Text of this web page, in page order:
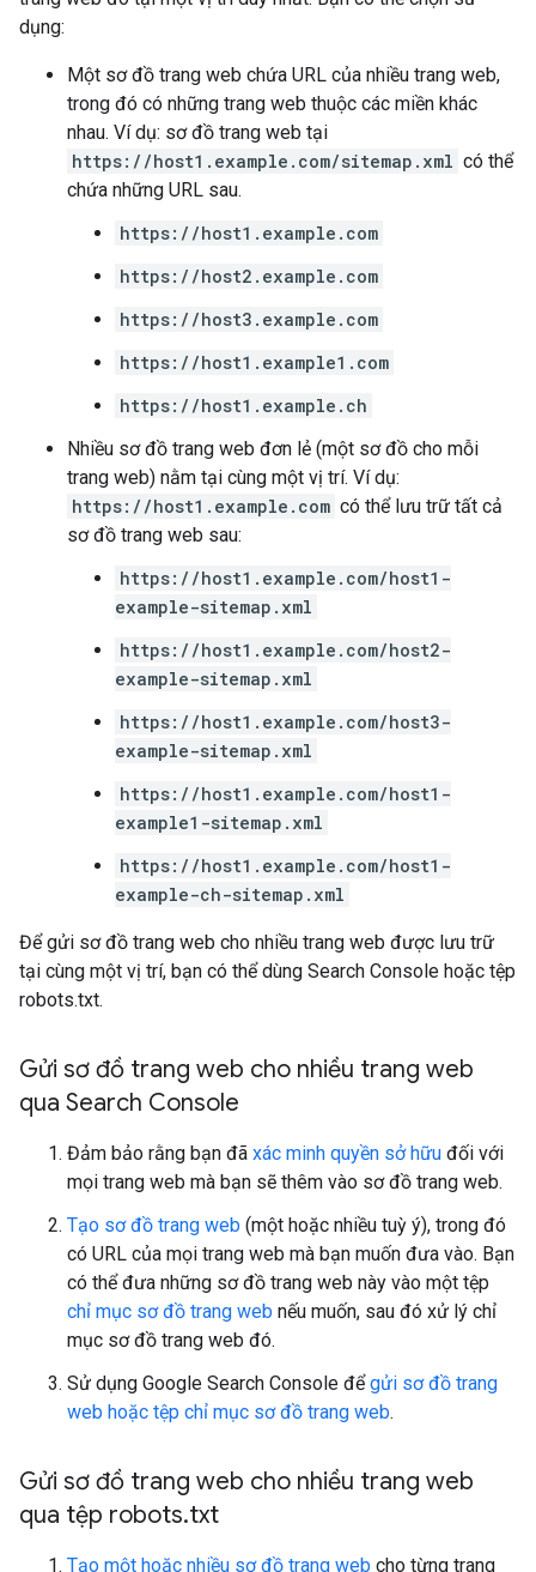
dụng:
Một sơ đồ trang web chứa URL của nhiều trang web,
trong đó có những trang web thuộc các miền khác
nhau. Ví dụ: sơ đồ trang web tại
https://host1.example.com/sitemap.xml có thể
chứa những URL sau.
https://host1.example.com
https://host2.example.com
https://host3.example.com
https://host1.example1.com
https://host1.example.ch
Nhiều sơ đồ trang web đơn lẻ (một sơ đồ cho mỗi
trang web) nằm tại cùng một vị trí. Ví dụ:
https://host1.example.com có thể lưu trữ tất cả
sơ đồ trang web sau:
https://host1.example.com/host1-
example-sitemap.xml
https://host1.example.com/host2-
example-sitemap.xml
https://host1.example.com/host3-
example-sitemap.xml
https://host1.example.com/host1-
example1-sitemap.xml
https://host1.example.com/host1-
example-ch-sitemap.xml
Để gửi sơ đồ trang web cho nhiều trang web được lưu trữ
tại cùng một vị trí, bạn có thể dùng Search Console hoặc tệp
robots.txt.
Gửi sơ đồ trang web cho nhiều trang web
qua Search Console
Đảm bảo rằng bạn đã xác minh quyền sở hữu đối với
mọi trang web mà bạn sẽ thêm vào sơ đồ trang web.
Tạo sơ đồ trang web (một hoặc nhiều tuỳ ý), trong đó
có URL của mọi trang web mà bạn muốn đưa vào. Bạn
có thể đưa những sơ đồ trang web này vào một tệp
chỉ mục sơ đồ trang web nếu muốn, sau đó xử lý chỉ
mục sơ đồ trang web đó.
Sử dụng Google Search Console đểgửi sơ đồ trang
web hoặc tệp chỉ mục sơ đồ trang web.
Gửi sơ đồ trang web cho nhiều trang web
qua tệp robots.txt
Tạo một hoặc nhiều sơ đồ trang web cho từng trang